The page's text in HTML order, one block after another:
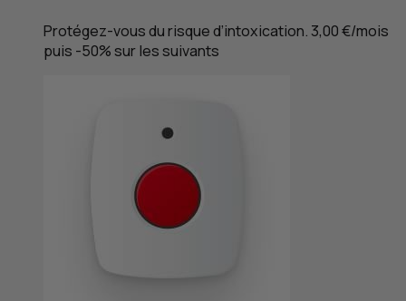
Protégez-vous du risque d’intoxication. 3,00 €/mois
puis -50% sur les suivants